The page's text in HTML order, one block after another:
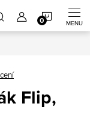
Flip,